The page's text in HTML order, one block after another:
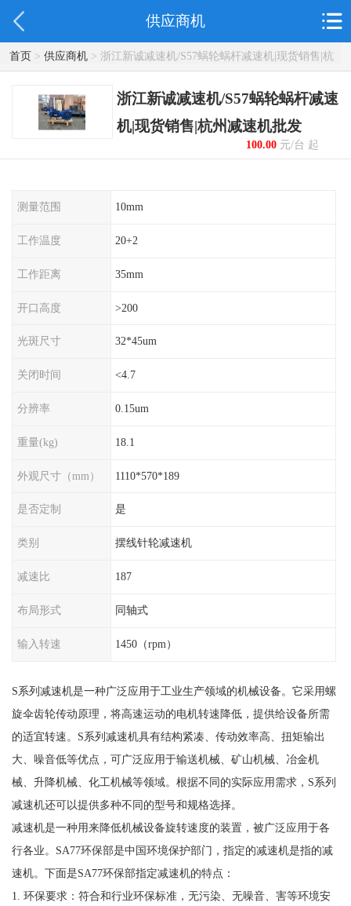
供应商机
首页> 供应商机> 浙江新诚减速机/S57蜗轮蜗杆减速机|现货销售|杭
州减速机批发
浙江新诚减速机/S57蜗轮蜗杆减速
机|现货销售|杭州减速机批发
100.00元/台 起
测量范围 10mm
工作温度 20+2
工作距离 35mm
开口高度 >200
光斑尺寸 32*45um
关闭时间 <4.7
分辨率 0.15um
重量(kg) 18.1
外观尺寸（mm） 1110*570*189
是否定制 是
类别 摆线针轮减速机
减速比 187
布局形式 同轴式
输入转速 1450（rpm）
S系列减速机是一种广泛应用于工业生产领域的机械设备。它采用螺
旋伞齿轮传动原理，将高速运动的电机转速降低，提供给设备所需
的适宜转速。S系列减速机具有结构紧凑、传动效率高、扭矩输出
大、噪音低等优点，可广泛应用于输送机械、矿山机械、冶金机
械、升降机械、化工机械等领域。根据不同的实际应用需求，S系列
减速机还可以提供多种不同的型号和规格选择。
减速机是一种用来降低机械设备旋转速度的装置，被广泛应用于各
行各业。SA77环保部是中国环境保护部门，指定的减速机是指的减
速机。下面是SA77环保部指定减速机的特点：
1. 环保要求：符合和行业环保标准，无污染、无噪音、害等环境安